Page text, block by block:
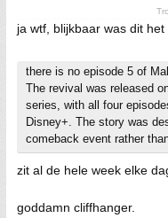
ja wtf, blijkbaar was dit
there is no episode 5 of
The revival was released
series, with all four
Disney+. The story was
comeback event rather
zit al de hele week elke
goddamn cliffhanger.